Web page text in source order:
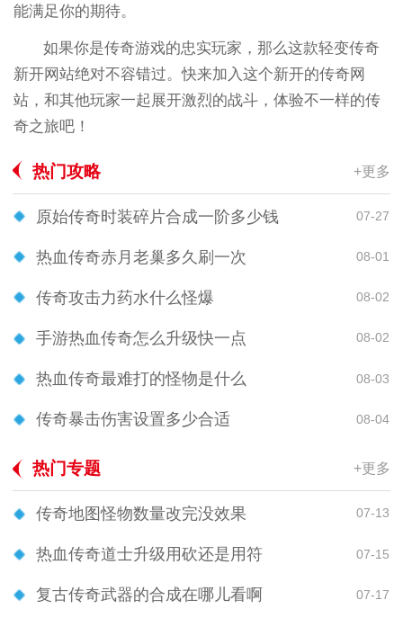
能满足你的期待。
如果你是传奇游戏的忠实玩家，那么这款轻变传奇
新开网站绝对不容错过。快来加入这个新开的传奇网
站，和其他玩家一起展开激烈的战斗，体验不一样的传
奇之旅吧！
热门攻略 +更多
原始传奇时装碎片合成一阶多少钱 07-27
热血传奇赤月老巢多久刷一次 08-01
传奇攻击力药水什么怪爆 08-02
手游热血传奇怎么升级快一点 08-02
热血传奇最难打的怪物是什么 08-03
传奇暴击伤害设置多少合适 08-04
热门专题 +更多
传奇地图怪物数量改完没效果 07-13
热血传奇道士升级用砍还是用符 07-15
复古传奇武器的合成在哪儿看啊 07-17